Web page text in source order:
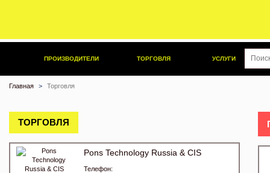
ПРОИЗВОДИТЕЛИ ТОРГОВЛЯ УСЛУГИ
Главная Торговля
ТОРГОВЛЯ
Pons Technology Russia & CIS
Телефон: